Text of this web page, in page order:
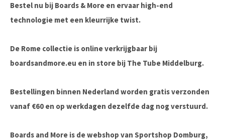
Bestel nu bij Boards & More en ervaar high-end
technologie met een kleurrijke twist.
De Rome collectie is online verkrijgbaar bij
boardsandmore.eu en in store bij The Tube Middelburg.
Bestellingen binnen Nederland worden gratis verzonden
vanaf €60 en op werkdagen dezelfde dag nog verstuurd.
Boards and More is de webshop van Sportshop Domburg,